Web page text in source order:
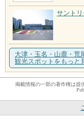
サントリ
大津・玉名・山鹿・荒
観光スポットをもっと
掲載情報の一部の著作権は提